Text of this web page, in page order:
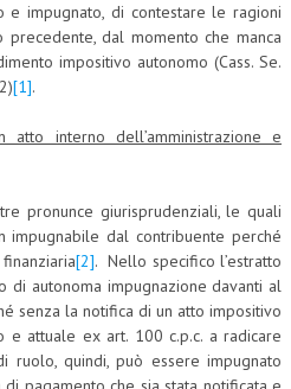
e impugnato, di contestare le ragioni
dal momento che manca
impositivo autonomo (Cass. Se.
[1].
interno dell’amministrazione e
pronunce giurisprudenziali, le quali
impugnabile dal contribuente perché
[2]. Nello specifico l’estratto
autonoma impugnazione davanti al
senza la notifica di un atto impositivo
e attuale ex art. 100 c.p.c. a radicare
ruolo, quindi, può essere impugnato